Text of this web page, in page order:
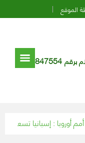
الموقع
برقم 847554
: إسبانيا تسعى لتجنب